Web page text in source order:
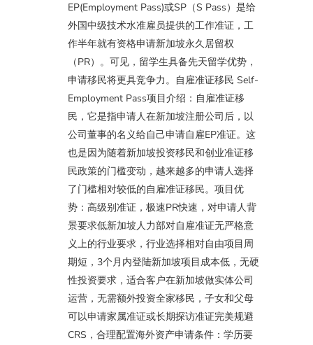
EP(Employment Pass)或SP（S Pass）是给
外国中级技术水准雇员提供的工作准证，工
作半年就有资格申请新加坡永久居留权
（PR）。可见，留学生具备先天留学优势，
申请移民将更具竞争力。自雇准证移民 Self-
Employment Pass项目介绍：自雇准证移
民，它是指申请人在新加坡注册公司后，以
公司董事的名义给自己申请自雇EP准证。这
也是因为随着新加坡投资移民和创业准证移
民政策的门槛变动，越来越多的申请人选择
了门槛相对较低的自雇准证移民。项目优
势：高级别准证，极速PR快速，对申请人背
景要求低新加坡人力部对自雇准证无严格意
义上的行业要求，行业选择相对自由项目周
期短，3个月内登陆新加坡项目成本低，无硬
性投资要求，适合客户在新加坡做实体公司
运营，无需额外投资全家移民，子女和父母
可以申请家属准证或长期探访准证完美规避
CRS，合理配置海外资产申请条件：学历要